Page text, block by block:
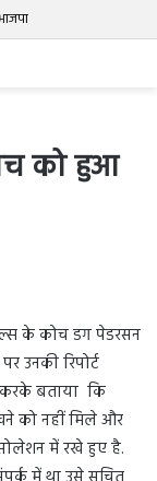
को हुआ
के कोच डग पेडरसन
उनकी रिपोर्ट
करके बताया कि
को नहीं मिले और
में रखे हुए है.